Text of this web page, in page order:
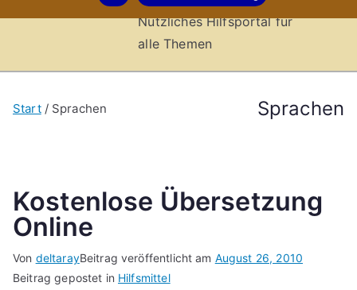
Nützliches Hilfsportal für
alle Themen
Sprachen
Start Sprachen
Kostenlose Übersetzung
Online
Von deltarayBeitrag veröffentlicht am August 26, 2010
Beitrag gepostet in Hilfsmittel